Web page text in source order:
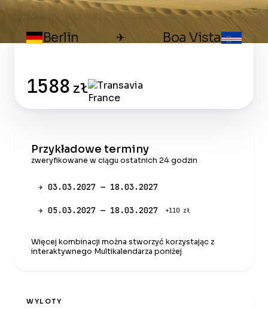
Berlin ✈ Boa Vista
1588 zł
Przykładowe terminy
zweryfikowane w ciągu ostatnich 24 godzin
✈ 03.03.2027 — 18.03.2027
✈ 05.03.2027 — 18.03.2027 +110 zł
Więcej kombinacji można stworzyć korzystając z
interaktywnego Multikalendarza poniżej
WYLOTY